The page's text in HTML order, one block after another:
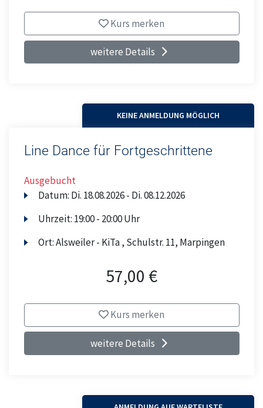
Kurs merken
weitere Details
KEINE ANMELDUNG MÖGLICH
Line Dance für Fortgeschrittene
Ausgebucht
Datum: Di. 18.08.2026 - Di.08.12.2026
Uhrzeit: 19:00 - 20:00 Uhr
Ort:Alsweiler - KiTa , Schulstr. 11, Marpingen
57,00 €
Kurs merken
weitere Details